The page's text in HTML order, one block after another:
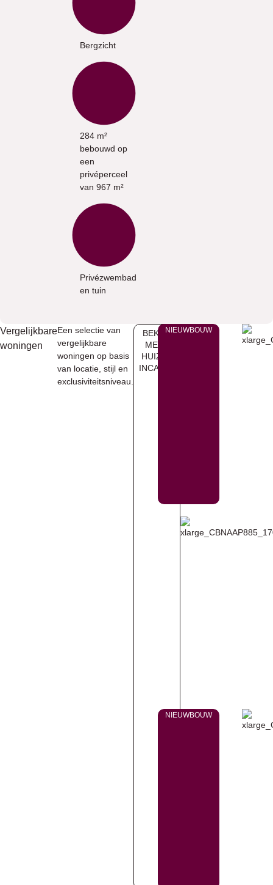
Bergzicht
284 m²
bebouwd op
een
privéperceel
van 967 m²
Privézwembad
en tuin
Vergelijkbare
woningen
Een selectie van
vergelijkbare
woningen op basis
van locatie, stijl en
exclusiviteitsniveau.
BEKIJK
MEER
HUIZEN
INCALPE
NIEUWBOUW
NIEUWBOUW